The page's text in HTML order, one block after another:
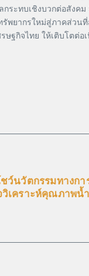
กระทบเชิงบวกต่อสั
ยากรใหม่สู่ภาคส่วนที่
ฐกิจไทย ให้เติบโตต่อ
ว์นวัตกรรมทางก
เคราะห์คุณภาพน้